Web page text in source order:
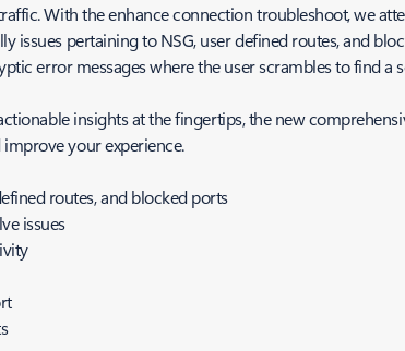
With the enhance connection troubleshoot, we
issues pertaining to NSG, user defined routes, and
error messages where the user scrambles to find
insights at the fingertips, the new
your experience.
routes, and blocked ports
issues